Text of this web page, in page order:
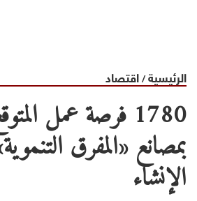
الرئيسية/اقتصاد
1780 فرصة عمل
بمصانع «المفرق
الإنشاء